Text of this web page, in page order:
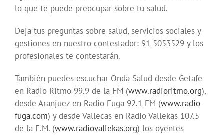
lo que te puede preocupar sobre tu salud.
Deja tus preguntas sobre salud, servicios sociales y
gestiones en nuestro contestador: 91 5053529 y los
profesionales te contestarán.
También puedes escuchar Onda Salud desde Getafe
en Radio Ritmo 99.9 de la FM (www.radioritmo.org),
desde Aranjuez en Radio Fuga 92.1 FM (www.radio-
fuga.com) y desde Vallecas en Radio Vallekas 107.5
de la F.M. (www.radiovallekas.org) los oyentes